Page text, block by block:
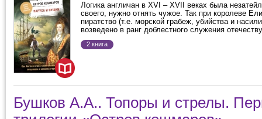
Логика англичан в XVI – XVII веках была
своего, нужно отнять чужое. Так при королеве
пиратство (т.е. морской грабеж, убийства и
возведено в ранг доблестного служения
2 книга
Бушков А.А.. Топоры и стрелы.